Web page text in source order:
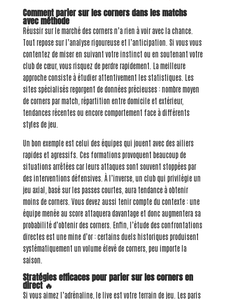
Comment parier sur les corners dans les matchs
avec méthode
Réussir sur le marché des corners n’a rien à voir avec la chance.
Tout repose sur l’analyse rigoureuse et l’anticipation. Si vous vous
contentez de miser en suivant votre instinct ou en soutenant votre
club de cœur, vous risquez de perdre rapidement. La meilleure
approche consiste à étudier attentivement les statistiques. Les
sites spécialisés regorgent de données précieuses : nombre moyen
de corners par match, répartition entre domicile et extérieur,
tendances récentes ou encore comportement face à différents
styles de jeu.
Un bon exemple est celui des équipes qui jouent avec des ailiers
rapides et agressifs. Ces formations provoquent beaucoup de
situations arrêtées car leurs attaques sont souvent stoppées par
des interventions défensives. À l’inverse, un club qui privilégie un
jeu axial, basé sur les passes courtes, aura tendance à obtenir
moins de corners. Vous devez aussi tenir compte du contexte : une
équipe menée au score attaquera davantage et donc augmentera sa
probabilité d’obtenir des corners. Enfin, l’étude des confrontations
directes est une mine d’or : certains duels historiques produisent
systématiquement un volume élevé de corners, peu importe la
saison.
Stratégies efficaces pour parier sur les corners en
direct 🔥
Si vous aimez l’adrénaline, le live est votre terrain de jeu. Les paris